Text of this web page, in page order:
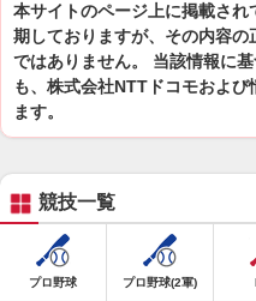
本サイトのページ上に掲載さ
期しておりますが、その内容
ではありません。 当該情報に
も、株式会社NTTドコモおよ
ます。
競技一覧
プロ野球 プロ野球(2軍)